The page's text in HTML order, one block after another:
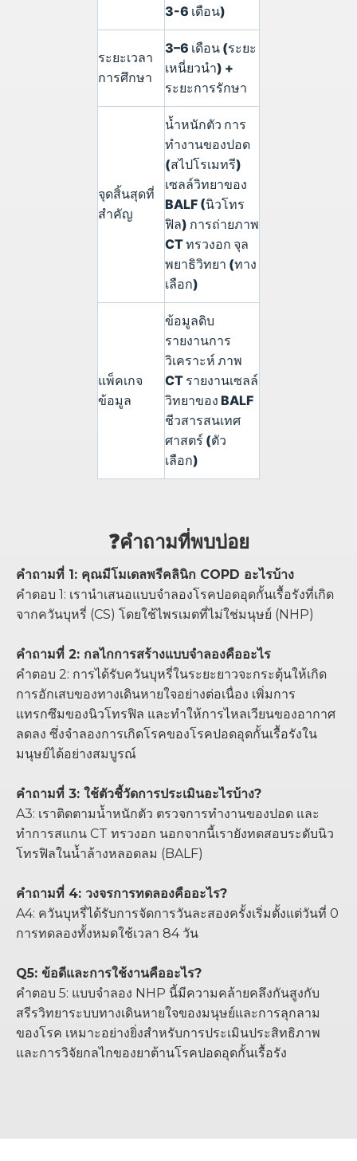
3-6 เดือน)
ระยะเวลา
การศึกษา
3–6 เดือน (ระยะ
เหนี่ยวนำ) +
ระยะการรักษา
จุดสิ้นสุดที่
สำคัญ
น้ำหนักตัว การ
ทำงานของปอด
(สไปโรเมทรี)
เซลล์วิทยาของ
BALF (นิวโทร
ฟิล) การถ่ายภาพ
CT ทรวงอก จุล
พยาธิวิทยา (ทาง
เลือก)
แพ็คเกจ
ข้อมูล
ข้อมูลดิบ
รายงานการ
วิเคราะห์ ภาพ
CT รายงานเซลล์
วิทยาของ BALF
ชีวสารสนเทศ
ศาสตร์ (ตัว
เลือก)
❓คำถามที่พบบ่อย
คำถามที่ 1: คุณมีโมเดลพรีคลินิก COPD อะไรบ้าง
คำตอบ 1: เรานำเสนอแบบจำลองโรคปอดอุดกั้นเรื้อรังที่เกิด
จากควันบุหรี่ (CS) โดยใช้ไพรเมตที่ไม่ใช่มนุษย์ (NHP)
คำถามที่ 2: กลไกการสร้างแบบจำลองคืออะไร
คำตอบ 2: การได้รับควันบุหรี่ในระยะยาวจะกระตุ้นให้เกิด
การอักเสบของทางเดินหายใจอย่างต่อเนื่อง เพิ่มการ
แทรกซึมของนิวโทรฟิล และทำให้การไหลเวียนของอากาศ
ลดลง ซึ่งจำลองการเกิดโรคของโรคปอดอุดกั้นเรื้อรังใน
มนุษย์ได้อย่างสมบูรณ์
คำถามที่ 3: ใช้ตัวชี้วัดการประเมินอะไรบ้าง?
A3: เราติดตามน้ำหนักตัว ตรวจการทำงานของปอด และ
ทำการสแกน CT ทรวงอก นอกจากนี้เรายังทดสอบระดับนิว
โทรฟิลในน้ำล้างหลอดลม (BALF)
คำถามที่ 4: วงจรการทดลองคืออะไร?
A4: ควันบุหรี่ได้รับการจัดการวันละสองครั้งเริ่มตั้งแต่วันที่ 0
การทดลองทั้งหมดใช้เวลา 84 วัน
Q5: ข้อดีและการใช้งานคืออะไร?
คำตอบ 5: แบบจำลอง NHP นี้มีความคล้ายคลึงกันสูงกับ
สรีรวิทยาระบบทางเดินหายใจของมนุษย์และการลุกลาม
ของโรค เหมาะอย่างยิ่งสำหรับการประเมินประสิทธิภาพ
และการวิจัยกลไกของยาต้านโรคปอดอุดกั้นเรื้อรัง